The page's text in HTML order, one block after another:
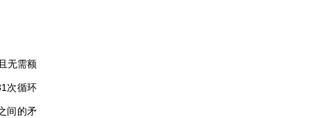
无需额
次循环
间的矛